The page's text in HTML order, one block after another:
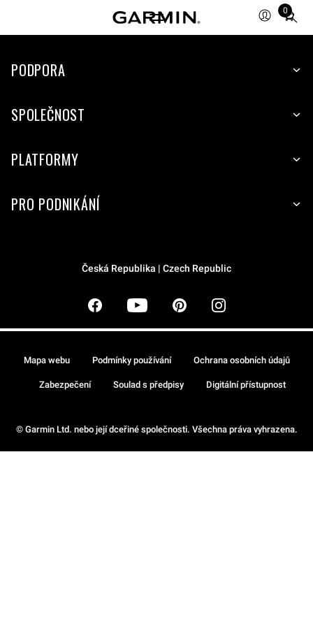
0
Total
items
cart:
PODPORA
SPOLEČNOST
PLATFORMY
PRO PODNIKÁNÍ
Česká Republika | Czech Republic
© Garmin Ltd. nebo její dceřiné společnosti. Všechna práva vyhrazena.
Mapa webu Podmínky používání Ochrana osobních údajů
Zabezpečení Soulad s předpisy Digitální přístupnost